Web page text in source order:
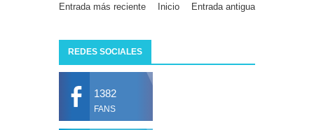
Entrada más reciente Entrada antigua
Inicio
REDES SOCIALES
1382
FANS